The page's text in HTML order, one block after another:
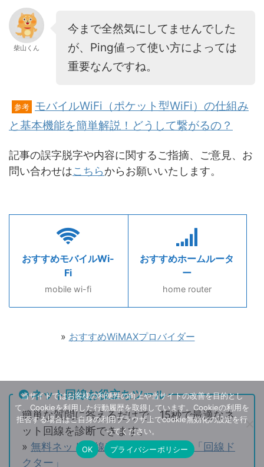
柴山くん
今まで全然気にしてませんでした
が、Ping値って使い方によっては
重要なんですね。
参考
モバイルWiFi（ポケット型WiFi）の仕組み
と基本機能を簡単解説！どうして繋がるの？
記事の誤字脱字や内容に関するご指摘、ご意見、お
問い合わせはこちらからお願いいたします。
おすすめモバイルWi-
Fi
mobile wi-fi
おすすめホームルータ
ー
home router
» おすすめWiMAXプロバイダー
ネット回線お役立ちツール
簡単な質問に答えるだけで、15秒で最適なネ
ット回線を診断できます。
» 無料ネット回線アドバイスツール 「回線ド
クター」
当サイトではお客様の利便性の向上や当サイトの改善を目的とし
て、Cookieを利用した行動履歴を取得しています。Cookieの利用を
拒否する場合はご自身の利用ブラウザ上でcookie無効化の設定を行
ってください。
OK
プライバシーポリシー